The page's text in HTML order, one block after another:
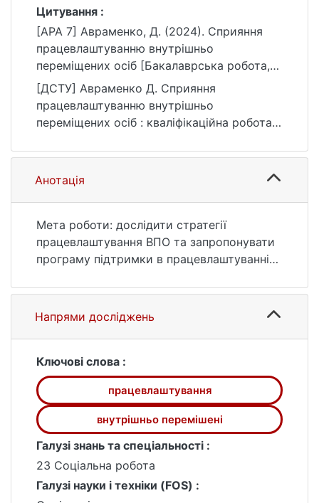
Цитування :
[APA 7] Авраменко, Д. (2024). Сприяння
працевлаштуванню внутрішньо
переміщених осіб [Бакалаврська робота,
Київський національний університет імені
Тараса Шевченка]. eKNUTSHIR.
https://ir.library.knu.ua/handle/15071834/580
[ДСТУ] Авраменко Д. Сприяння
працевлаштуванню внутрішньо
переміщених осіб : кваліфікаційна робота
кер. Л. А. Литва. Київ, 2024. 69 с. URL:
https://ir.library.knu.ua/handle/15071834/580
9 (дата звернення: 25.07.2026).
Анотація
Мета роботи: дослідити стратегії
працевлаштування ВПО та запропонувати
програму підтримки в працевлаштуванні
Напрями досліджень
Ключові слова :
працевлаштування
внутрішньо перемішені
Галузі знань та спеціальності :
23 Соціальна робота
Галузі науки і техніки (FOS) :